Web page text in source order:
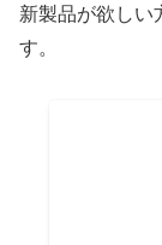
新製品が欲し
す。